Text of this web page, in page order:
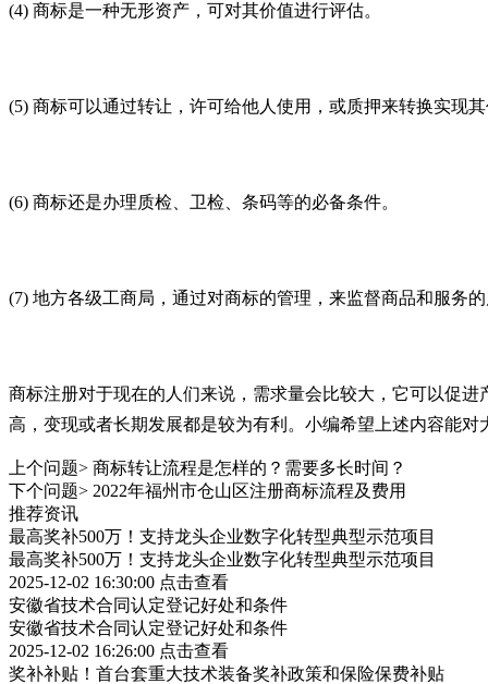
(4) 商标是一种无形资产，可对其价值进行评估。
(5) 商标可以通过转让，许可给他人使用，或质押来转换实现
(6) 商标还是办理质检、卫检、条码等的必备条件。
(7) 地方各级工商局，通过对商标的管理，来监督商品和服务
商标注册对于现在的人们来说，需求量会比较大，它可以促
高，变现或者长期发展都是较为有利。小编希望上述内容能对
上个问题> 商标转让流程是怎样的？需要多长时间？
下个问题> 2022年福州市仓山区注册商标流程及费用
推荐资讯
最高奖补500万！支持龙头企业数字化转型典型示范项目
最高奖补500万！支持龙头企业数字化转型典型示范项目
2025-12-02 16:30:00 点击查看
安徽省技术合同认定登记好处和条件
安徽省技术合同认定登记好处和条件
2025-12-02 16:26:00 点击查看
奖补补贴！首台套重大技术装备奖补政策和保险保费补贴